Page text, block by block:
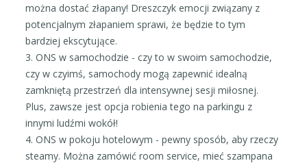
można dostać złapany! Dreszczyk emocji związany z
potencjalnym złapaniem sprawi, że będzie to tym
bardziej ekscytujące.
3. ONS w samochodzie - czy to w swoim samochodzie,
czy w czyimś, samochody mogą zapewnić idealną
zamkniętą przestrzeń dla intensywnej sesji miłosnej.
Plus, zawsze jest opcja robienia tego na parkingu z
innymi ludźmi wokół!
4. ONS w pokoju hotelowym - pewny sposób, aby rzeczy
steamy. Można zamówić room service, mieć szampana